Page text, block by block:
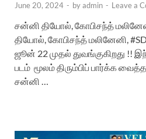
June 20, 2024 - byadmin - Leave a
சன்னி தியோல், கோபிசந்த்
தியோல், கோபிசந்த் மலினேனி,
ஜூன் 22 முதல் துவங்குகிறது !!
படம் மூலம் திரும்பிப் பார்க்க வைத்த
சன்னி …